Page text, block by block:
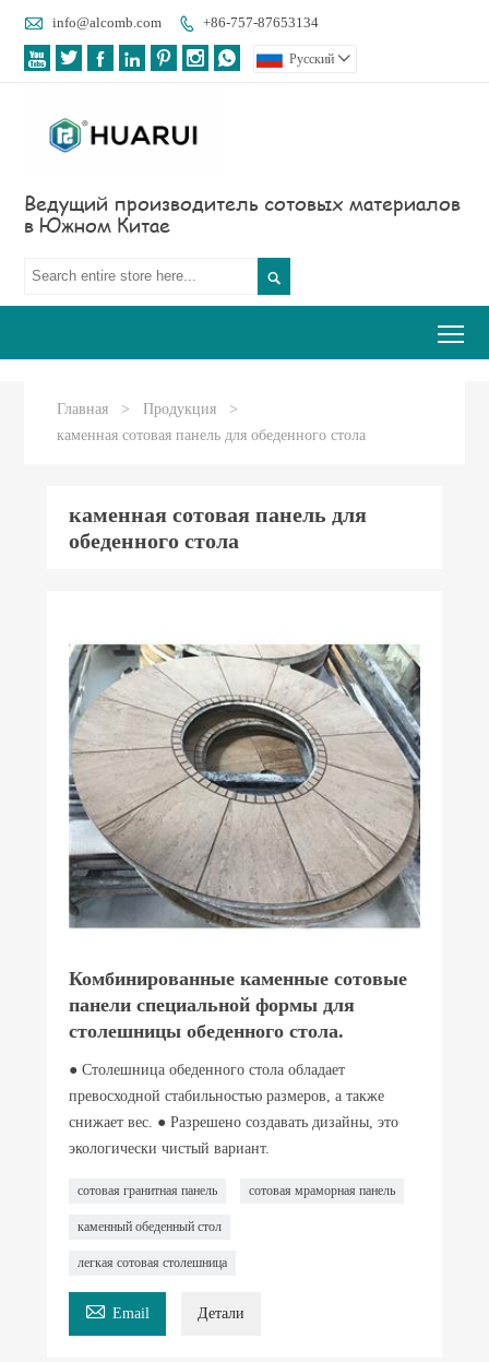
 info@alcomb.com  +86-757-87653134
       Pусский 
Ведущий производитель сотовых материалов
в Южном Китае

Главная > Продукция
>
каменная сотовая панель для обеденного стола
каменная сотовая панель для
обеденного стола
Комбинированные каменные сотовые
панели специальной формы для
столешницы обеденного стола.
● Столешница обеденного стола обладает
превосходной стабильностью размеров, а также
снижает вес. ● Разрешено создавать дизайны, это
экологически чистый вариант.
сотовая гранитная панель сотовая мраморная панель
каменный обеденный стол
легкая сотовая столешница
 Email Детали